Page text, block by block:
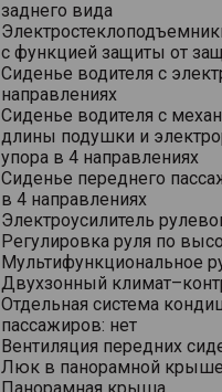
заднего вида
с функцией защиты от
Сиденье водителя с
направлениях
Сиденье водителя с
длины подушки и
упора в 4 направлениях
Сиденье переднего
в 4 направлениях
Электроусилитель
Регулировка руля по
Мультифункциональное
Двухзонный
Отдельная система
пассажиров: нет
Вентиляция передних
Люк в панорамной крыше